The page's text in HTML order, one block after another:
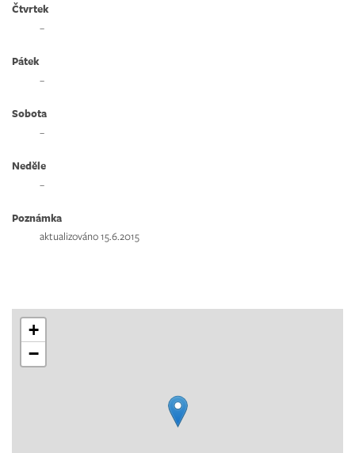
Čtvrtek
–
Pátek
–
Sobota
–
Neděle
–
Poznámka
aktualizováno 15.6.2015
+
−